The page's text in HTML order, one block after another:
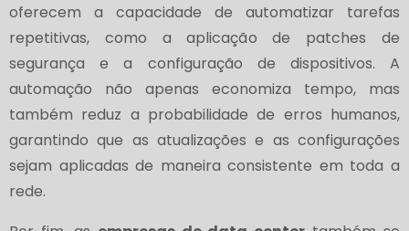
oferecem a capacidade de automatizar tarefas
repetitivas, como a aplicação de patches de
segurança e a configuração de dispositivos. A
automação não apenas economiza tempo, mas
também reduz a probabilidade de erros humanos,
garantindo que as atualizações e as configurações
sejam aplicadas de maneira consistente em toda a
rede.